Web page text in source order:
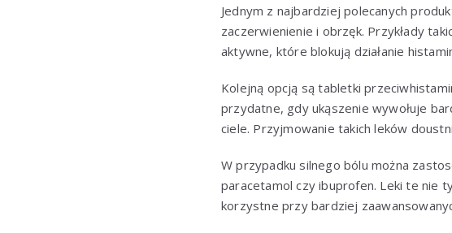
Jednym z najbardziej polecanych
zaczerwienienie i obrzęk. Przykłady
aktywne, które blokują działanie
Kolejną opcją są tabletki
przydatne, gdy ukąszenie wywołuje
ciele. Przyjmowanie takich leków
W przypadku silnego bólu można
paracetamol czy ibuprofen. Leki te nie
korzystne przy bardziej